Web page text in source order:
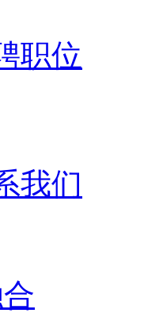
职位
我们